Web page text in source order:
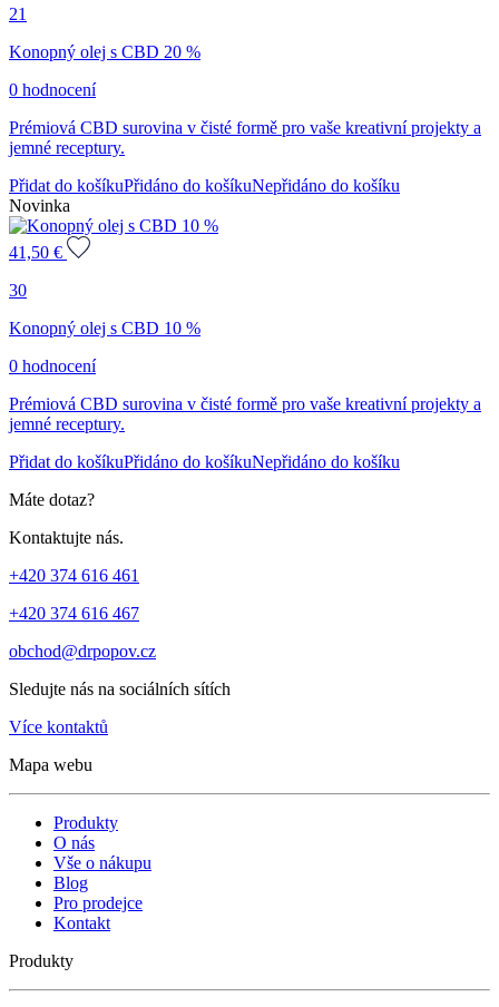
21
Konopný olej s CBD 20 %
0 hodnocení
Prémiová CBD surovina v čisté formě pro vaše kreativní projekty a
jemné receptury.
Přidat do košíkuPřidáno do košíkuNepřidáno do košíku
Novinka
41,50 €
30
Konopný olej s CBD 10 %
0 hodnocení
Prémiová CBD surovina v čisté formě pro vaše kreativní projekty a
jemné receptury.
Přidat do košíkuPřidáno do košíkuNepřidáno do košíku
Máte dotaz?
Kontaktujte nás.
+420 374 616 461
+420 374 616 467
obchod@drpopov.cz
Sledujte nás na sociálních sítích
Více kontaktů
Mapa webu
Produkty
O nás
Vše o nákupu
Blog
Pro prodejce
Kontakt
Produkty